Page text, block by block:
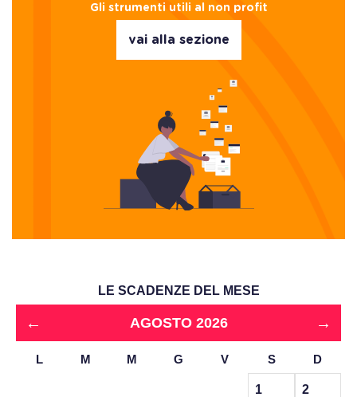
Gli strumenti utili al non profit
vai alla sezione
LE SCADENZE DEL MESE
← AGOSTO 2026 →
L M M G V S D
1 2